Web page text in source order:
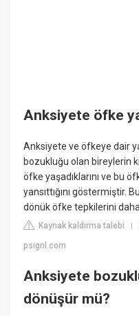
Anksiyete öfke
Anksiyete ve öfkeye dair
bozukluğu olan bireylerin
öfke yaşadıklarını ve bu
yansıttığını göstermiştir.
dönük öfke tepkilerini daha
Kaynak kaldırma talebi |
psignl.com
Anksiyete
dönüşür mü?